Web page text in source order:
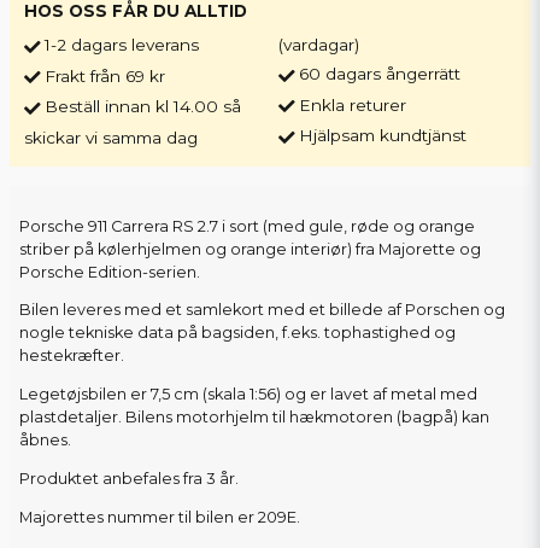
HOS OSS FÅR DU ALLTID
1-2 dagars leverans
Frakt från 69 kr
Beställ innan kl 14.00 så
skickar vi samma dag
(vardagar)
60 dagars ångerrätt
Enkla returer
Hjälpsam kundtjänst
Porsche 911 Carrera RS 2.7 i sort (med gule, røde og orange
striber på kølerhjelmen og orange interiør) fra Majorette og
Porsche Edition-serien.
Bilen leveres med et samlekort med et billede af Porschen og
nogle tekniske data på bagsiden, f.eks. tophastighed og
hestekræfter.
Legetøjsbilen er 7,5 cm (skala 1:56) og er lavet af metal med
plastdetaljer. Bilens motorhjelm til hækmotoren (bagpå) kan
åbnes.
Produktet anbefales fra 3 år.
Majorettes nummer til bilen er 209E.